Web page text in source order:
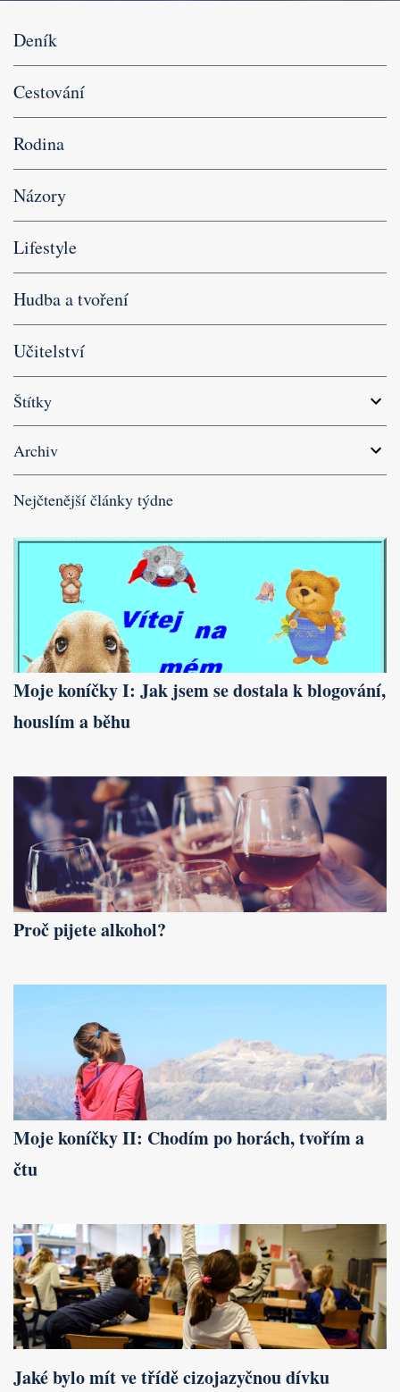
Deník
Cestování
Rodina
Názory
Lifestyle
Hudba a tvoření
Učitelství
Štítky
Archiv
Nejčtenější články týdne
Moje koníčky I: Jak jsem se dostala k blogování,
houslím a běhu
Proč pijete alkohol?
Moje koníčky II: Chodím po horách, tvořím a
čtu
Jaké bylo mít ve třídě cizojazyčnou dívku